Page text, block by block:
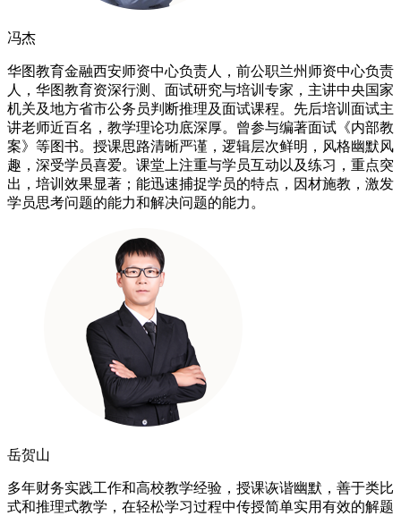
冯杰
华图教育金融西安师资中心负责人，前公职兰州师资中心负责
人，华图教育资深行测、面试研究与培训专家，主讲中央国家
机关及地方省市公务员判断推理及面试课程。先后培训面试主
讲老师近百名，教学理论功底深厚。曾参与编著面试《内部教
案》等图书。授课思路清晰严谨，逻辑层次鲜明，风格幽默风
趣，深受学员喜爱。课堂上注重与学员互动以及练习，重点突
出，培训效果显著；能迅速捕捉学员的特点，因材施教，激发
学员思考问题的能力和解决问题的能力。
岳贺山
多年财务实践工作和高校教学经验，授课诙谐幽默，善于类比
式和推理式教学，在轻松学习过程中传授简单实用有效的解题